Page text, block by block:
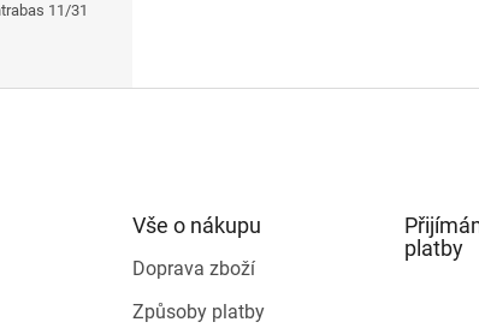
11/31
Vše o nákupu
Doprava zboží
Způsoby platby
platby